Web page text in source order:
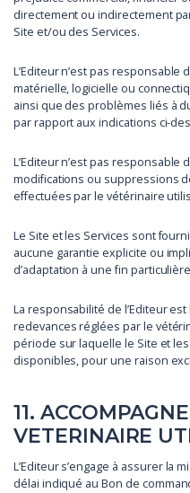
directement ou indirectement
Site et/ou des Services.
L’Editeur n’est pas responsable
matérielle, logicielle ou
ainsi que des problèmes liés à
par rapport aux indications ci-
L’Editeur n’est pas
modifications ou suppressions
effectuées par le vétérinaire
Le Site et les Services sont
aucune garantie explicite ou
d’adaptation à une fin
La responsabilité de l’Editeur
redevances réglées par le
période sur laquelle le Site et
disponibles, pour une raison
11.
VETERINAIRE
L’Editeur s’engage à assurer la
délai indiqué au Bon de